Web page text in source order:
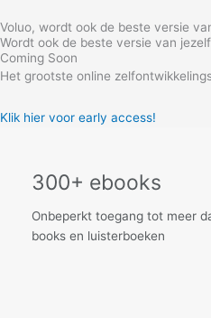
to
content
Voluo, wordt ook de beste versie
Wordt ook de beste versie van
Coming Soon
Het grootste online
Klik hier voor early access!
300+ ebooks
Onbeperkt toegang tot meer
books en luisterboeken